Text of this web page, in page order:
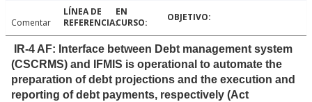
Comentar
IR-4 AF: Interface between Debt management system
(CSCRMS) and IFMIS is operational to automate the
preparation of debt projections and the execution and
reporting of debt payments, respectively (Act